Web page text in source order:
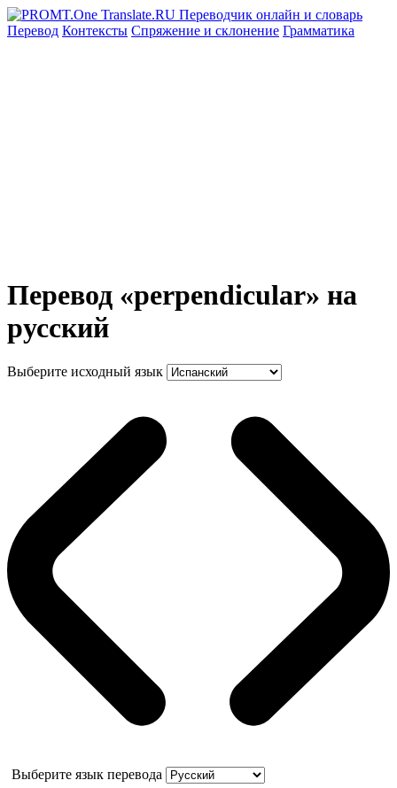
Перевод Контексты Спряжение и склонение Грамматика
Перевод «perpendicular» на
русский
Выберите исходный язык
Выберите язык перевода